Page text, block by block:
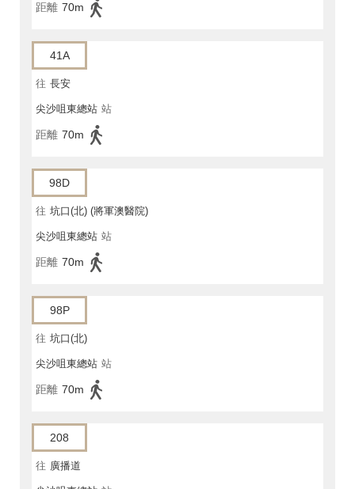
距離 70m
41A
往 長安
尖沙咀東總站 站
距離 70m
98D
往 坑口(北) (將軍澳醫院)
尖沙咀東總站 站
距離 70m
98P
往 坑口(北)
尖沙咀東總站 站
距離 70m
208
往 廣播道